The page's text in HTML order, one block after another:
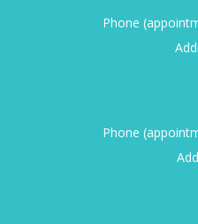
Phone
Phone